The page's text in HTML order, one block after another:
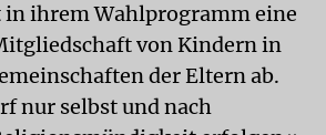
ihrem Wahlprogramm eine
von Kindern in
der Eltern ab.
nur selbst und nach